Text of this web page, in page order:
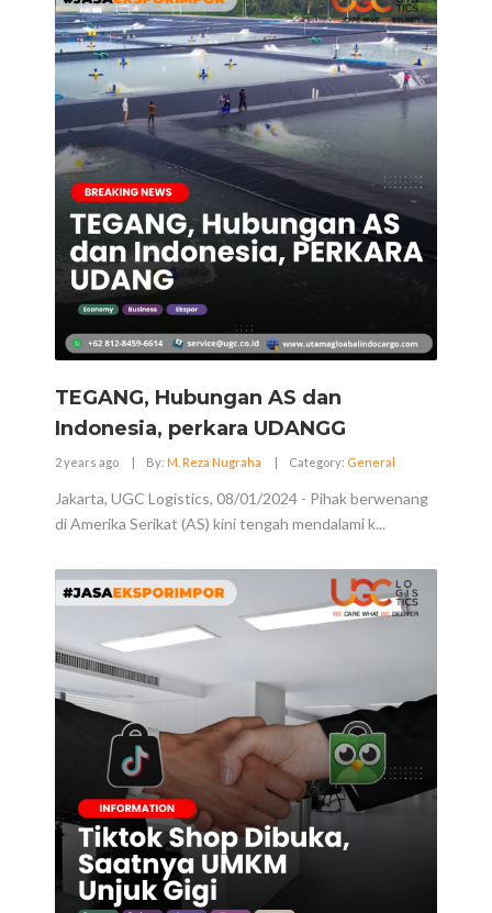
TEGANG, Hubungan AS dan
Indonesia, perkara UDANGG
2 years ago | By: M. Reza Nugraha | Category: General
Jakarta, UGC Logistics, 08/01/2024 - Pihak berwenang
di Amerika Serikat (AS) kini tengah mendalami k...